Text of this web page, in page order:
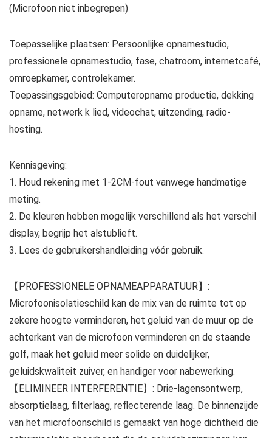
(Microfoon niet inbegrepen)
Toepasselijke plaatsen: Persoonlijke opnamestudio,
professionele opnamestudio, fase, chatroom, internetcafé,
omroepkamer, controlekamer.
Toepassingsgebied: Computeropname productie, dekking
opname, netwerk k lied, videochat, uitzending, radio-
hosting.
Kennisgeving:
1. Houd rekening met 1-2CM-fout vanwege handmatige
meting.
2. De kleuren hebben mogelijk verschillend als het verschil
display, begrijp het alstublieft.
3. Lees de gebruikershandleiding vóór gebruik.
【PROFESSIONELE OPNAMEAPPARATUUR】:
Microfoonisolatieschild kan de mix van de ruimte tot op
zekere hoogte verminderen, het geluid van de muur op de
achterkant van de microfoon verminderen en de staande
golf, maak het geluid meer solide en duidelijker,
geluidskwaliteit zuiver, en handiger voor nabewerking.
【ELIMINEER INTERFERENTIE】: Drie-lagensontwerp,
absorptielaag, filterlaag, reflecterende laag. De binnenzijde
van het microfoonschild is gemaakt van hoge dichtheid die